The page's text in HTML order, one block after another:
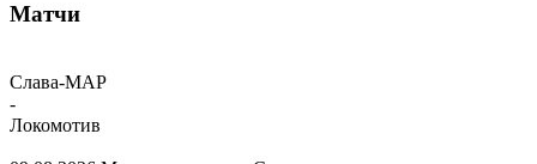
Матчи
Слава-МАР
-
Локомотив